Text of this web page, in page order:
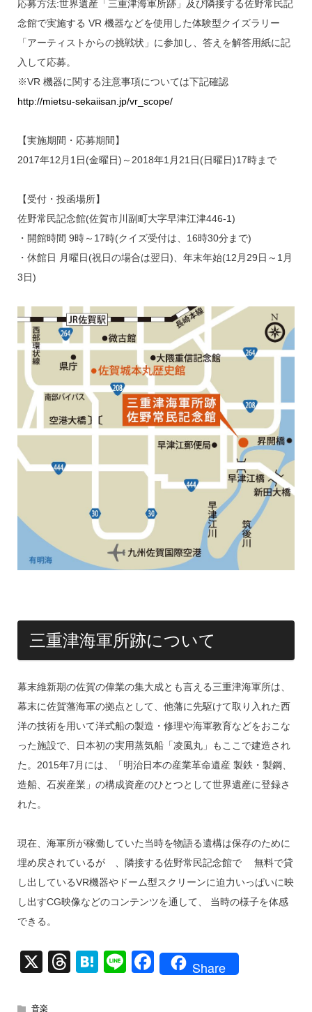
応募方法:世界遺産「三重津海軍所跡」及び隣接する佐野常民記
念館で実施する VR 機器などを使用した体験型クイズラリー
「アーティストからの挑戦状」に参加し、答えを解答用紙に記
入して応募。
※VR 機器に関する注意事項については下記確認
http://mietsu-sekaiisan.jp/vr_scope/
【実施期間・応募期間】
2017年12月1日(金曜日)～2018年1月21日(日曜日)17時まで
【受付・投函場所】
佐野常民記念館(佐賀市川副町大字早津江津446-1)
・開館時間 9時～17時(クイズ受付は、16時30分まで)
・休館日 月曜日(祝日の場合は翌日)、年末年始(12月29日～1月
3日)
三重津海軍所跡について
幕末維新期の佐賀の偉業の集大成とも言える三重津海軍所は、
幕末に佐賀藩海軍の拠点として、他藩に先駆けて取り入れた西
洋の技術を用いて洋式船の製造・修理や海軍教育などをおこな
った施設で、日本初の実用蒸気船「凌風丸」もここで建造され
た。2015年7月には、「明治日本の産業革命遺産 製鉄・製鋼、
造船、石炭産業」の構成資産のひとつとして世界遺産に登録さ
れた。
現在、海軍所が稼働していた当時を物語る遺構は保存のために
埋め戻されているが゙、隣接する佐野常民記念館で゙ 無料で貸
し出しているVR機器やドーム型スクリーンに迫力いっぱいに映
し出すCG映像などのコンテンツを通して、 当時の様子を体感
できる。
X
T
H
Li
F
Share
音楽